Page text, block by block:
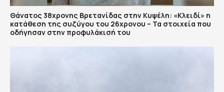
Θάνατος 38χρονης Βρετανίδας στην Κυψέλη: «Κλειδί» η
κατάθεση της συζύγου του 26χρονου – Τα στοιχεία που
οδήγησαν στην προφυλάκισή του